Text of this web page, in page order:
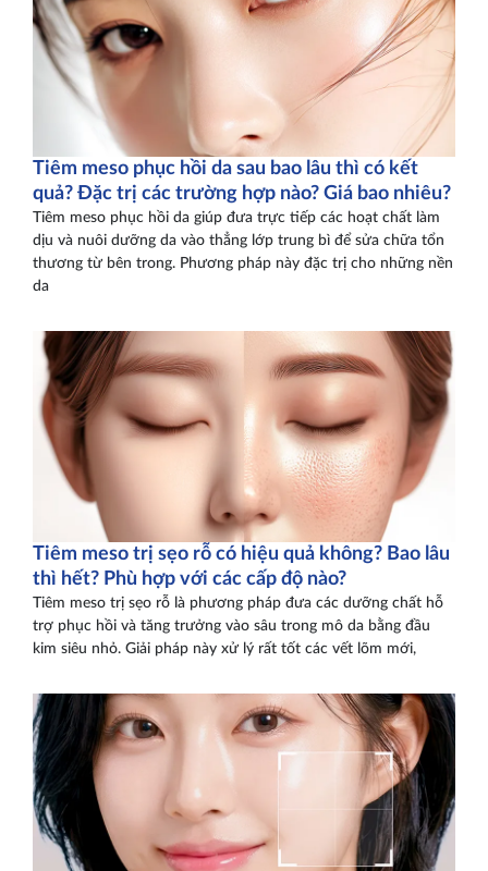
Tiêm meso phục hồi da sau bao lâu thì có kết
quả? Đặc trị các trường hợp nào? Giá bao nhiêu?
Tiêm meso phục hồi da giúp đưa trực tiếp các hoạt chất làm
dịu và nuôi dưỡng da vào thẳng lớp trung bì để sửa chữa tổn
thương từ bên trong. Phương pháp này đặc trị cho những nền
da
Tiêm meso trị sẹo rỗ có hiệu quả không? Bao lâu
thì hết? Phù hợp với các cấp độ nào?
Tiêm meso trị sẹo rỗ là phương pháp đưa các dưỡng chất hỗ
trợ phục hồi và tăng trưởng vào sâu trong mô da bằng đầu
kim siêu nhỏ. Giải pháp này xử lý rất tốt các vết lõm mới,